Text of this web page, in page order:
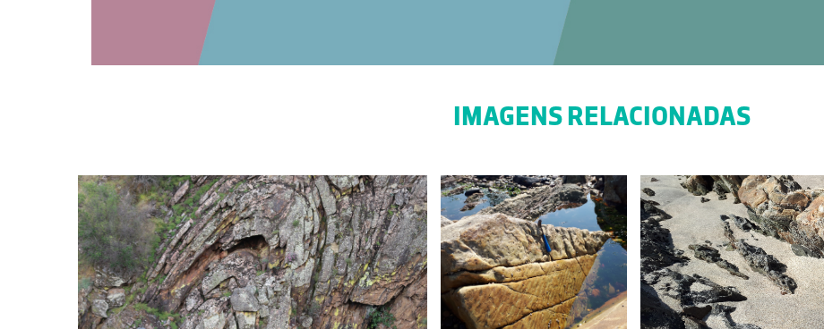
IMAGENS RELACIONADAS